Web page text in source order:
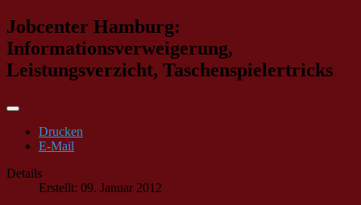
Jobcenter Hamburg:
Informationsverweigerung,
Leistungsverzicht, Taschenspielertricks
Drucken
E-Mail
Details
Erstellt: 09. Januar 2012